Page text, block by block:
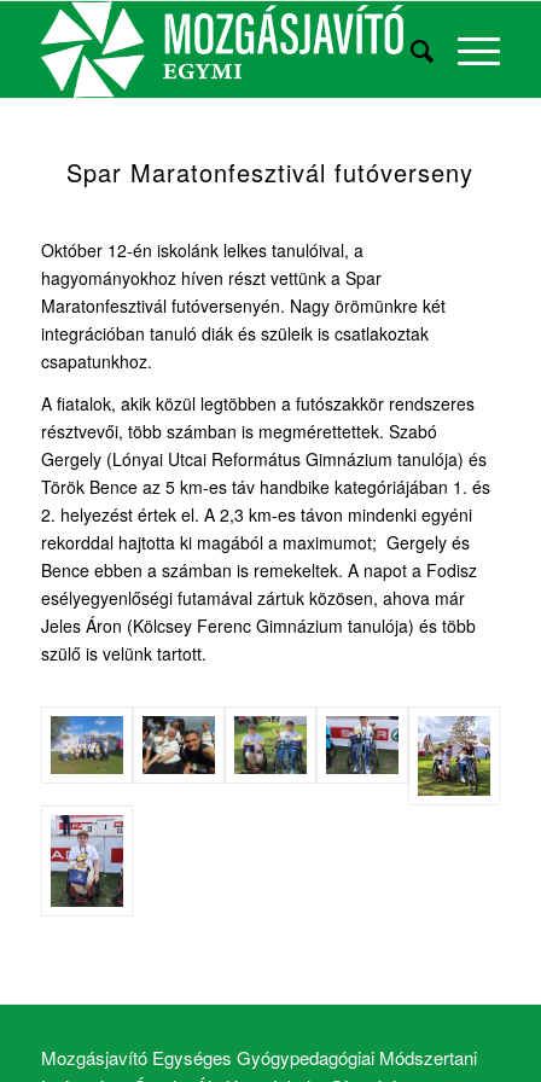
Spar Maratonfesztivál futóverseny
Október 12-én iskolánk lelkes tanulóival, a
hagyományokhoz híven részt vettünk a Spar
Maratonfesztivál futóversenyén. Nagy örömünkre két
integrációban tanuló diák és szüleik is csatlakoztak
csapatunkhoz.
A fiatalok, akik közül legtöbben a futószakkör rendszeres
résztvevői, több számban is megmérettettek. Szabó
Gergely (Lónyai Utcai Református Gimnázium tanulója) és
Török Bence az 5 km-es táv handbike kategóriájában 1. és
2. helyezést értek el. A 2,3 km-es távon mindenki egyéni
rekorddal hajtotta ki magából a maximumot; Gergely és
Bence ebben a számban is remekeltek. A napot a Fodisz
esélyegyenlőségi futamával zártuk közösen, ahova már
Jeles Áron (Kölcsey Ferenc Gimnázium tanulója) és több
szülő is velünk tartott.
Mozgásjavító Egységes Gyógypedagógiai Módszertani